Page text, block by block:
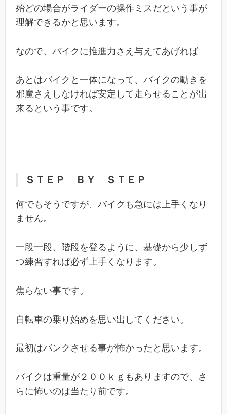
殆どの場合がライダーの操作ミスだという事が
理解できるかと思います。
なので、バイクに推進力さえ与えてあげれば
あとはバイクと一体になって、バイクの動きを
邪魔さえしなければ安定して走らせることが出
来るという事です。
ＳＴＥＰ ＢＹ ＳＴＥＰ
何でもそうですが、バイクも急には上手くなり
ません。
一段一段、階段を登るように、基礎から少しず
つ練習すれば必ず上手くなります。
焦らない事です。
自転車の乗り始めを思い出してください。
最初はバンクさせる事が怖かったと思います。
バイクは重量が２００ｋｇもありますので、さ
らに怖いのは当たり前です。